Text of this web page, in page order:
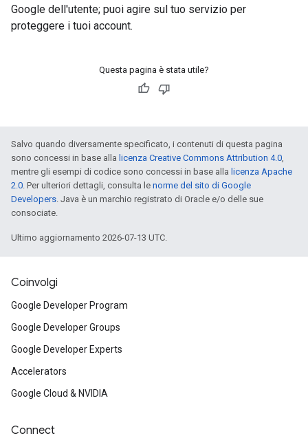
Google dell'utente; puoi agire sul tuo servizio per
proteggere i tuoi account.
Questa pagina è stata utile?
Salvo quando diversamente specificato, i contenuti di questa pagina
sono concessi in base alla licenza Creative Commons Attribution 4.0,
mentre gli esempi di codice sono concessi in base alla licenza Apache
2.0. Per ulteriori dettagli, consulta le norme del sito di Google
Developers. Java è un marchio registrato di Oracle e/o delle sue
consociate.
Ultimo aggiornamento 2026-07-13 UTC.
Coinvolgi
Google Developer Program
Google Developer Groups
Google Developer Experts
Accelerators
Google Cloud & NVIDIA
Connect